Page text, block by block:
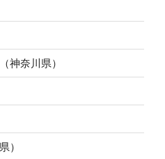
神奈川県）
）